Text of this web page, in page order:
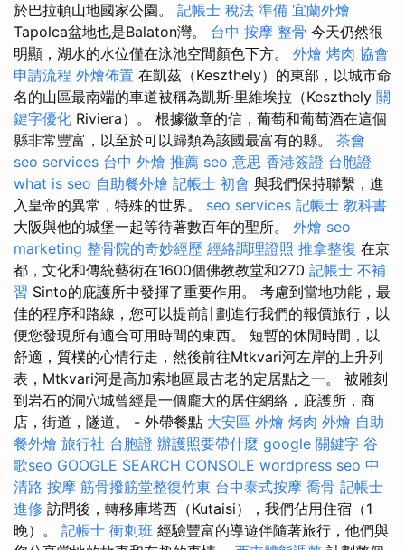
於巴拉頓山地國家公園。 記帳士 稅法 準備 宜蘭外燴
Tapolca盆地也是Balaton灣。 台中 按摩 整骨 今天仍然很
明顯，湖水的水位僅在泳池空間顏色下方。 外燴 烤肉 協會
申請流程 外燴佈置 在凱茲（Keszthely）的東部，以城市命
名的山區最南端的車道被稱為凱斯·里維埃拉（Keszthely 關
鍵字優化 Riviera）。 根據徽章的信，葡萄和葡萄酒在這個
縣非常豐富，以至於可以歸類為該國最富有的縣。 茶會
seo services 台中 外燴 推薦 seo 意思 香港簽證 台胞證
what is seo 自助餐外燴 記帳士 初會 與我們保持聯繫，進
入皇帝的異常，特殊的世界。 seo services 記帳士 教科書
大阪與他的城堡一起等待著數百年的聖所。 外燴 seo
marketing 整骨院的奇妙經歷 經絡調理證照 推拿整復 在京
都，文化和傳統藝術在1600個佛教教堂和270 記帳士 不補
習 Sinto的庇護所中發揮了重要作用。 考慮到當地功能，最
佳的程序和路線，您可以提前計劃進行我們的報價旅行，以
便您發現所有適合可用時間的東西。 短暫的休閒時間，以
舒適，質樸的心情行走，然後前往Mtkvari河左岸的上升列
表，Mtkvari河是高加索地區最古老的定居點之一。 被雕刻
到岩石的洞穴城曾經是一個龐大的居住網絡，庇護所，商
店，街道，隧道。 - 外帶餐點 大安區 外燴 烤肉 外燴 自助
餐外燴 旅行社 台胞證 辦護照要帶什麼 google 關鍵字 谷
歌seo GOOGLE SEARCH CONSOLE wordpress seo 中
清路 按摩 筋骨撥筋堂整復竹東 台中泰式按摩 喬骨 記帳士
進修 訪問後，轉移庫塔西（Kutaisi），我們佔用住宿（1
晚）。 記帳士 衝刺班 經驗豐富的導遊伴隨著旅行，他們與